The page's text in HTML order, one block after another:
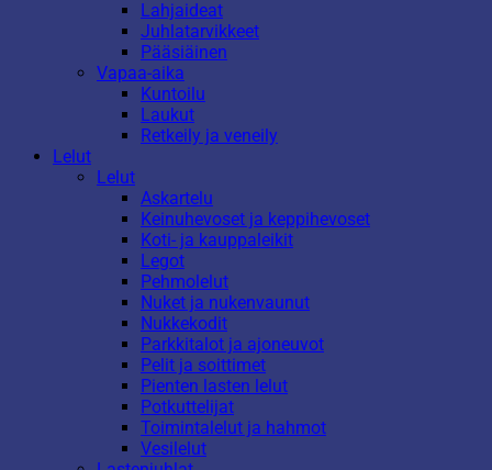
Lahjaideat
Juhlatarvikkeet
Pääsiäinen
Vapaa-aika
Kuntoilu
Laukut
Retkeily ja veneily
Lelut
Lelut
Askartelu
Keinuhevoset ja keppihevoset
Koti- ja kauppaleikit
Legot
Pehmolelut
Nuket ja nukenvaunut
Nukkekodit
Parkkitalot ja ajoneuvot
Pelit ja soittimet
Pienten lasten lelut
Potkuttelijat
Toimintalelut ja hahmot
Vesilelut